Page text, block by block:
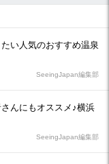
い人気のおすすめ温泉
SeeingJapan編集部
んにもオススメ♪横浜
SeeingJapan編集部